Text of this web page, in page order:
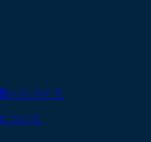
いについて
ついて